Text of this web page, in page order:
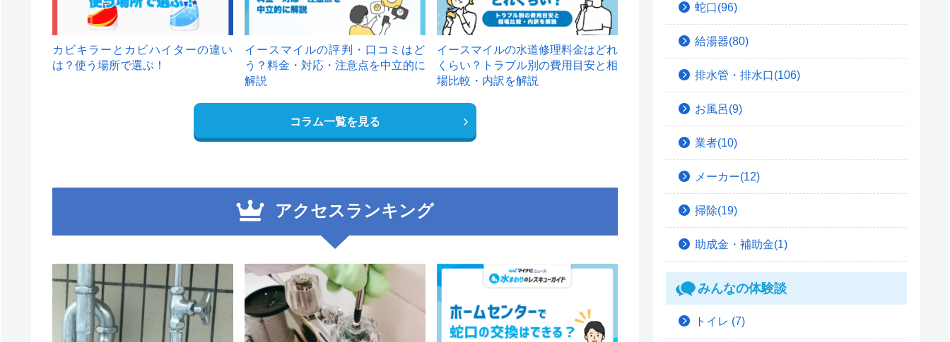
カビキラーとカビハイターの違い
は？使う場所で選ぶ！
イースマイルの評判・口コミはど
う？料金・対応・注意点を中立的に
解説
イースマイルの水道修理料金はどれ
くらい？トラブル別の費用目安と相
場比較・内訳を解説
コラム一覧を見る
アクセスランキング
1 2
蛇口(96)
給湯器(80)
排水管・排水口(106)
お風呂(9)
業者(10)
メーカー(12)
掃除(19)
助成金・補助金(1)
みんなの体験談
トイレ (7)